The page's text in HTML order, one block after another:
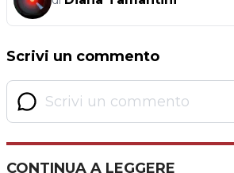
Scrivi un commento
CONTINUA A LEGGERE